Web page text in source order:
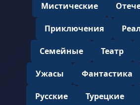
Мистические
Приключения
Семейные Театр
Ужасы Фантастика
Русские Турецкие